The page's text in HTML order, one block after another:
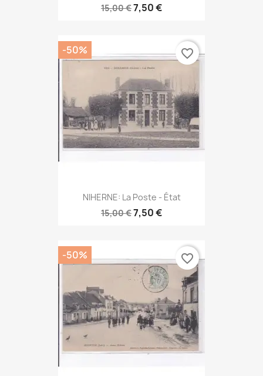
15,00 €7,50 €
NIHERNE: La Poste - État
15,00 €7,50 €
-50% favorite_border
-50% favorite_border